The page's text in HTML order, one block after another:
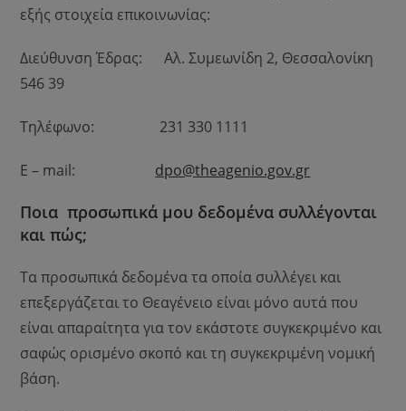
εξής στοιχεία επικοινωνίας:
Διεύθυνση Έδρας: Αλ. Συμεωνίδη 2, Θεσσαλονίκη
546 39
Τηλέφωνο: 231 330 1111
E – mail: dpo@theagenio.gov.gr
Ποια προσωπικά μου δεδομένα συλλέγονται
και πώς;
Τα προσωπικά δεδομένα τα οποία συλλέγει και
επεξεργάζεται το Θεαγένειο είναι μόνο αυτά που
είναι απαραίτητα για τον εκάστοτε συγκεκριμένο και
σαφώς ορισμένο σκοπό και τη συγκεκριμένη νομική
βάση.